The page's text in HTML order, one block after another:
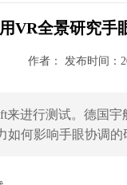
VR全景研究手
作者： 发布时间：
来进行测试。德国宇
如何影响手眼协调的